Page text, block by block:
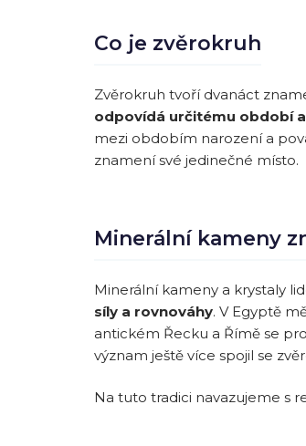
Co je zvěrokruh
Zvěrokruh tvoří dvanáct
odpovídá určitému období
mezi obdobím narození a
znamení své jedinečné místo.
Minerální kameny
Minerální kameny a krystaly
síly a rovnováhy. V Egyptě
antickém Řecku a Římě se
význam ještě více spojil se
Na tuto tradici navazujeme s